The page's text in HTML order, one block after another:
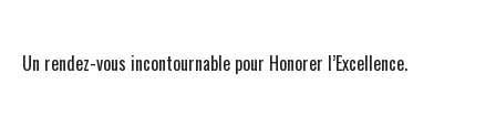
Un rendez-vous incontournable pour Honorer l’Excellence.